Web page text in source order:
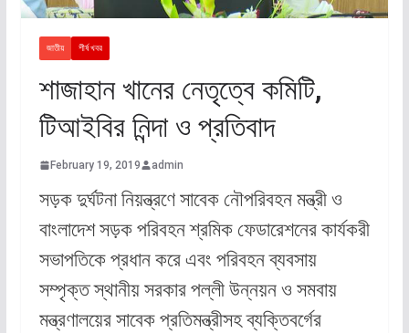
জাতীয় শীর্ষ খবর
শাজাহান খানের নেতৃত্বে কমিটি,
টিআইবির নিন্দা ও প্রতিবাদ
February 19, 2019 admin
সড়ক দুর্ঘটনা নিয়ন্ত্রণে সাবেক নৌপরিবহন মন্ত্রী ও
বাংলাদেশ সড়ক পরিবহন শ্রমিক ফেডারেশনের কার্যকরী
সভাপতিকে প্রধান করে এবং পরিবহন ব্যবসায়
সম্পৃক্ত স্থানীয় সরকার পল্লী উন্নয়ন ও সমবায়
মন্ত্রণালয়ের সাবেক প্রতিমন্ত্রীসহ ব্যক্তিবর্গের